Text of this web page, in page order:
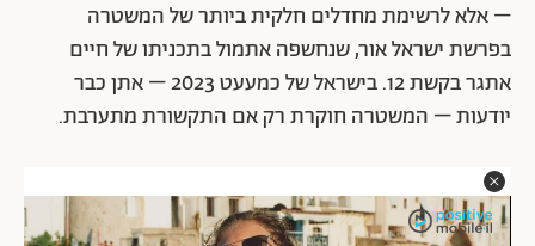
– אלא לרשימת מחדלים חלקית ביותר של המשטרה
בפרשת ישראל אור, שנחשפה אתמול בתכניתו של חיים
אתגר בקשת 12. בישראל של כמעעט 2023 – אתן כבר
יודעות – המשטרה חוקרת רק אם התקשורת מתערבת.